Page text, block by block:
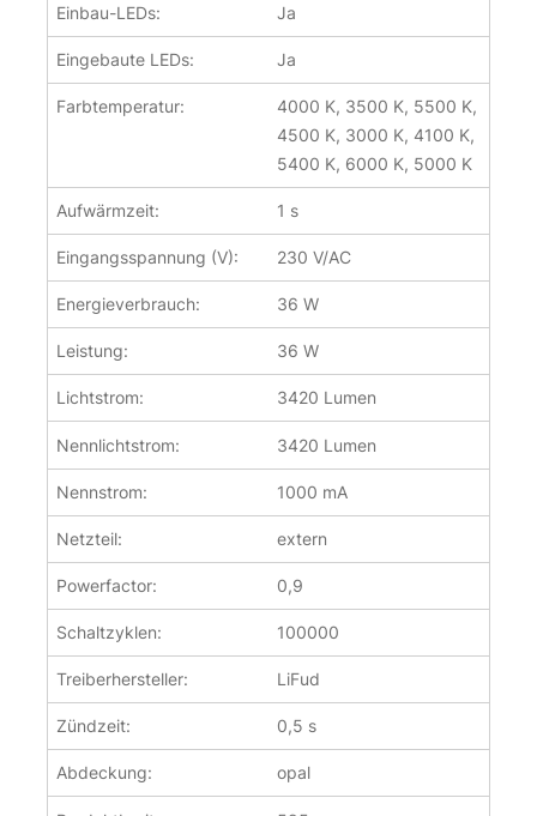
Einbau-LEDs: Ja
Eingebaute LEDs: Ja
Farbtemperatur:
4000 K, 3500 K, 5500 K,
4500 K, 3000 K, 4100 K,
5400 K, 6000 K, 5000 K
Aufwärmzeit: 1 s
Eingangsspannung (V): 230 V/AC
Energieverbrauch: 36 W
Leistung: 36 W
Lichtstrom: 3420 Lumen
Nennlichtstrom: 3420 Lumen
Nennstrom: 1000 mA
Netzteil: extern
Powerfactor: 0,9
Schaltzyklen: 100000
Treiberhersteller: LiFud
Zündzeit: 0,5 s
Abdeckung: opal